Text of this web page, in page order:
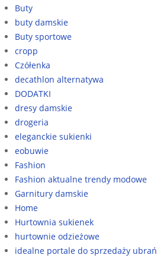
Buty
buty damskie
Buty sportowe
cropp
Czółenka
decathlon alternatywa
DODATKI
dresy damskie
drogeria
eleganckie sukienki
eobuwie
Fashion
Fashion aktualne trendy modowe
Garnitury damskie
Home
Hurtownia sukienek
hurtownie odzieżowe
idealne portale do sprzedaży ubrań